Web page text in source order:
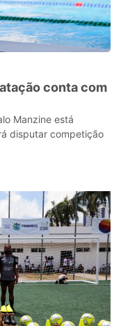
conta com
Manzine está
disputar competição